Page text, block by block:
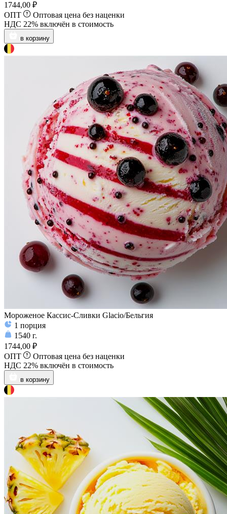
1744,00 ₽
ОПТ
Оптовая цена без наценки
НДС 22% включён в стоимость
в корзину
Мороженое Кассис-Сливки Glacio/Бельгия
1 порция
1540 г.
1744,00 ₽
ОПТ
Оптовая цена без наценки
НДС 22% включён в стоимость
в корзину